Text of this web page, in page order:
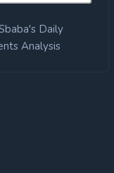
Daily
Analysis